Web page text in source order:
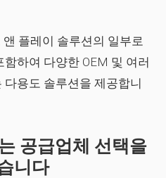
플레이 솔루션의 일부로
하여 다양한 OEM 및 여러
용도 솔루션을 제공합니
공급업체 선택을
니다